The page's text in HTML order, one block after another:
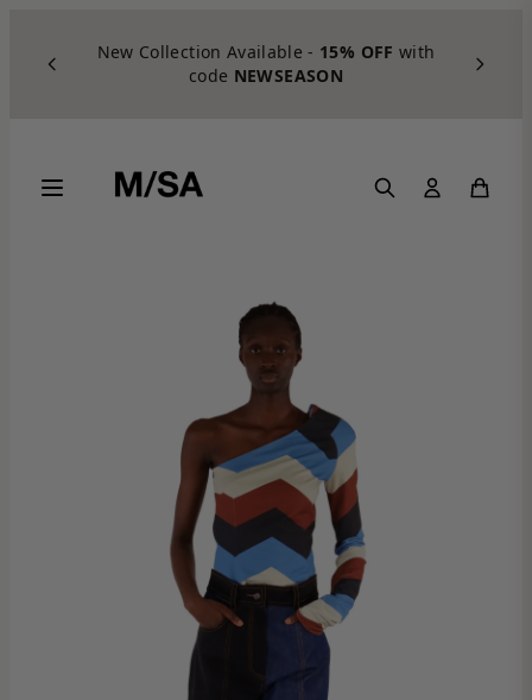
New Collection Available - 15% OFF with
code NEWSEASON